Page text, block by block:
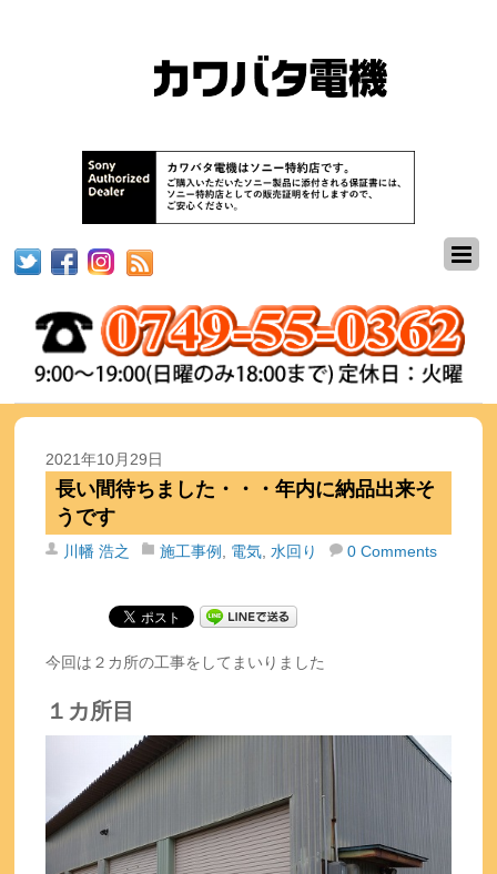
2021年10月29日
長い間待ちました・・・年内に納品出来そ
うです
川幡 浩之 施工事例 , 電気,水回り 0 Comments
今回は２カ所の工事をしてまいりました
１カ所目